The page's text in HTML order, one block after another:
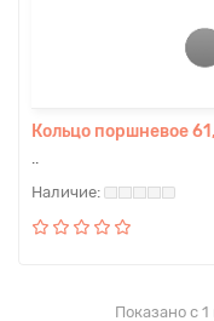
Кольцо поршневое
..
Показано с 1